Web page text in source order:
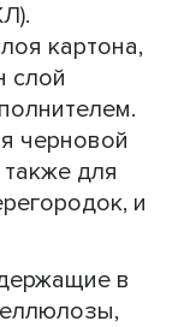
картона,
слой
черновой
для
и
в